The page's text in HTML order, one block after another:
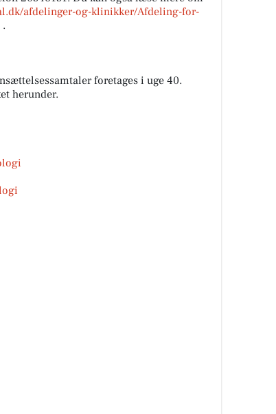
afdelinger-og-klinikker/Afdeling-for-
.
foretages i uge 40.
herunder.